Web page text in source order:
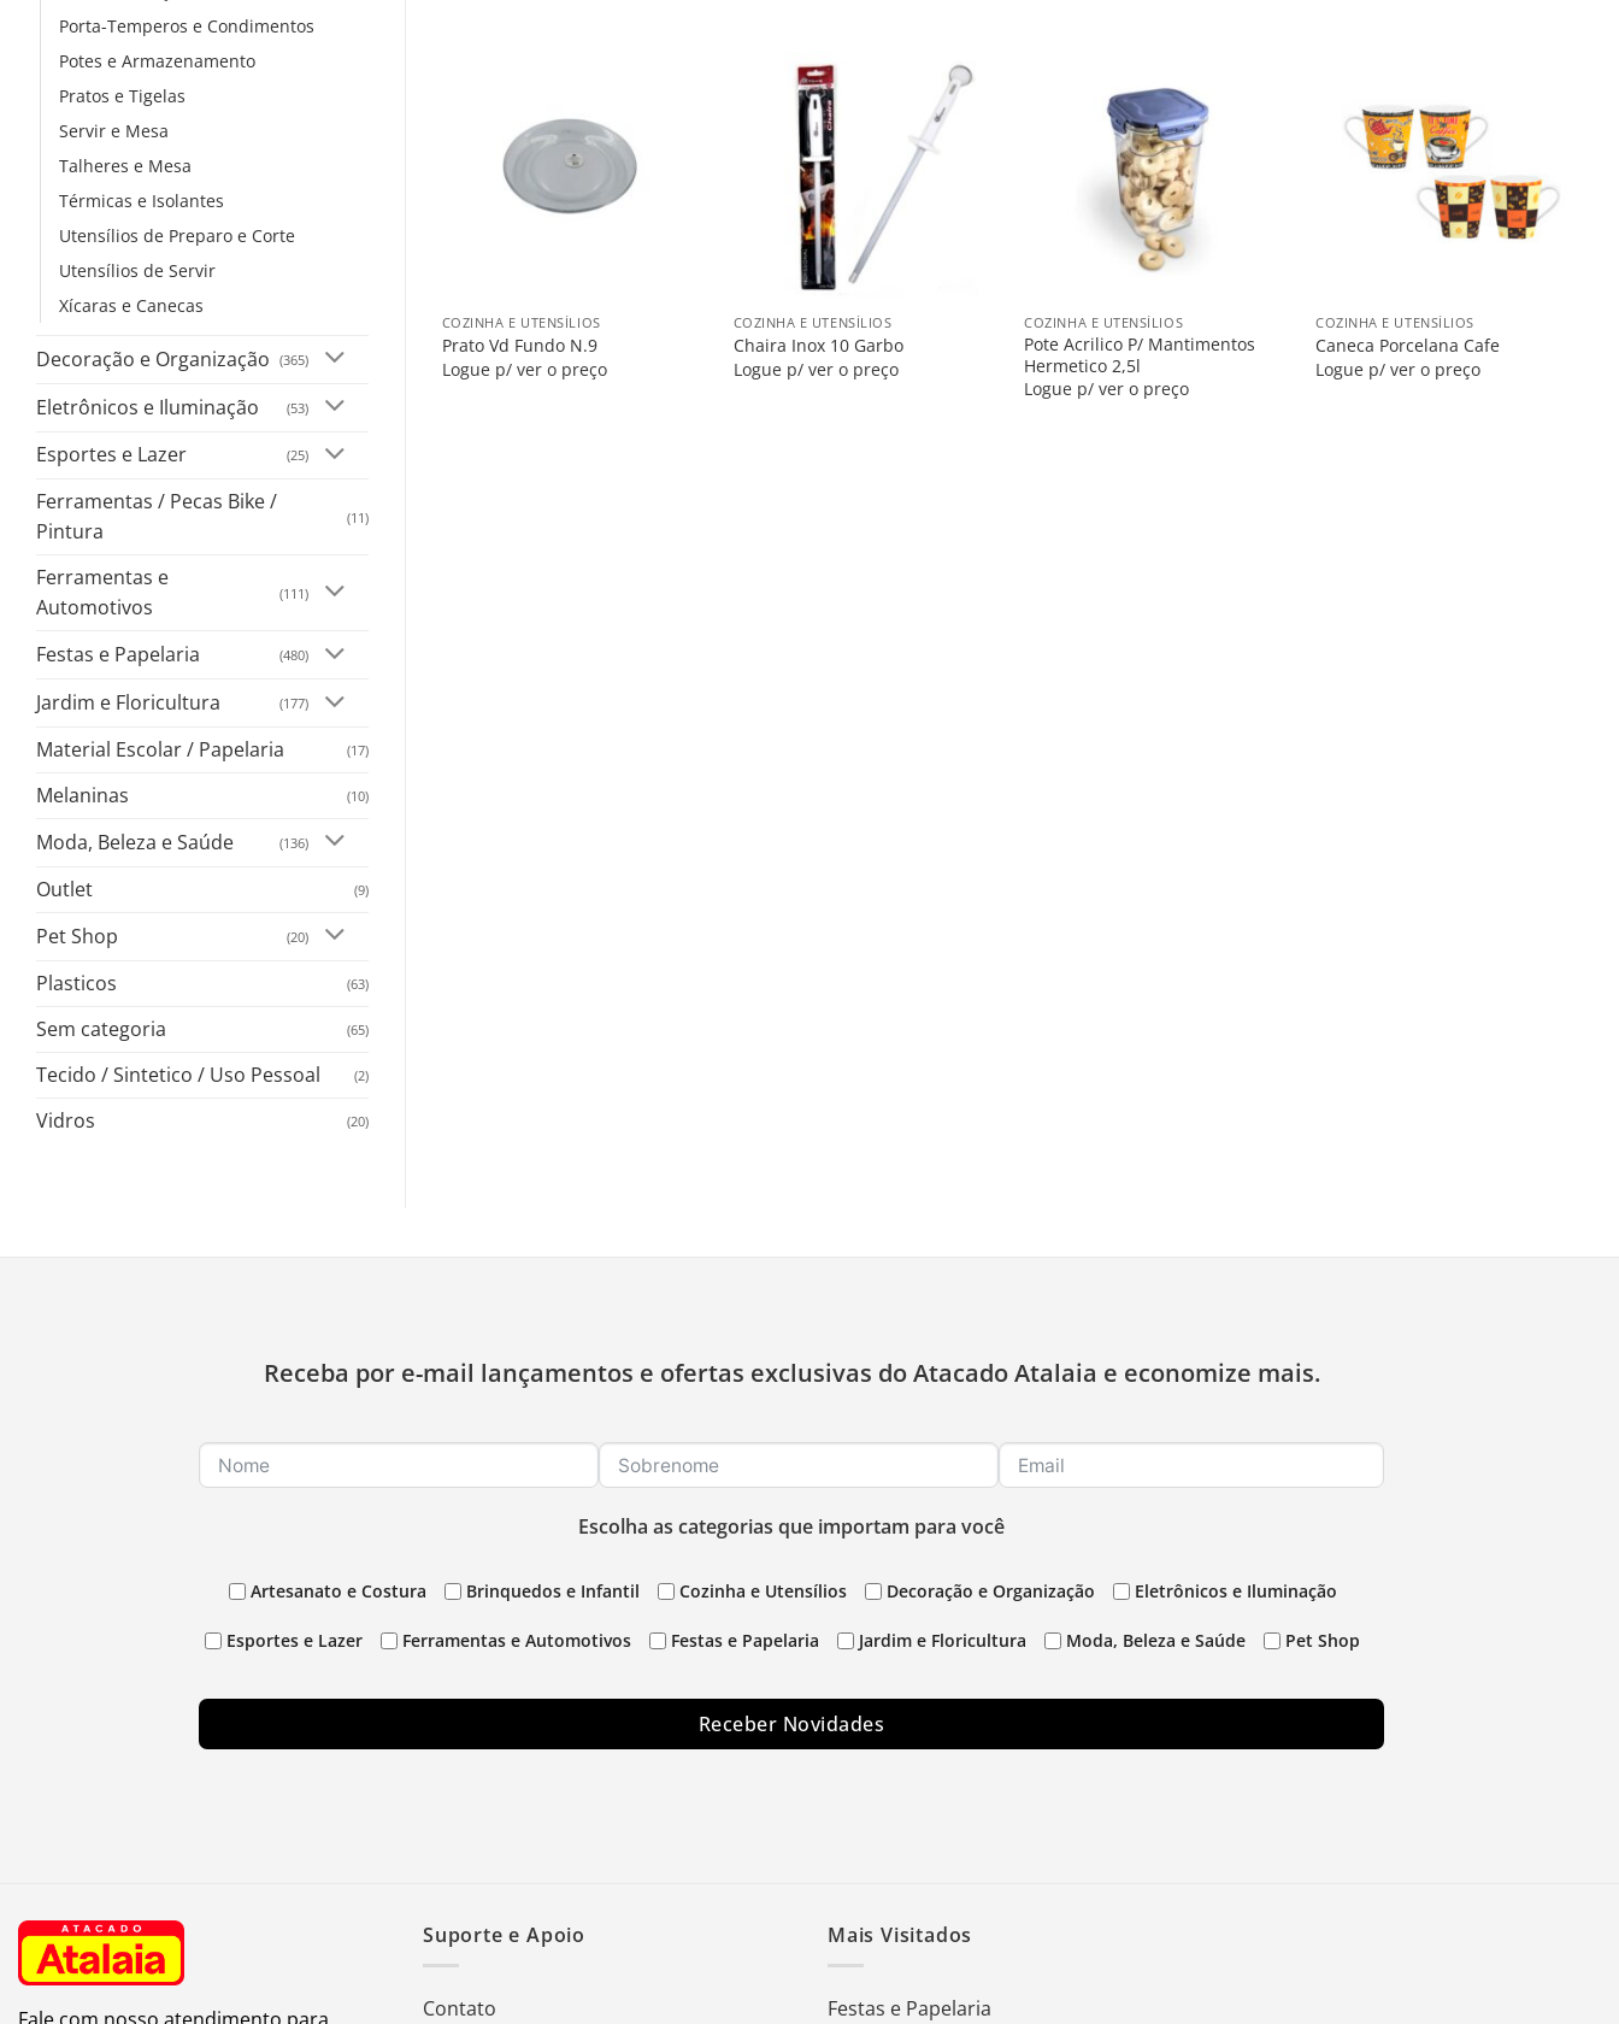
Porta-Temperos e Condimentos
Potes e Armazenamento
Pratos e Tigelas
Servir e Mesa
Talheres e Mesa
Térmicas e Isolantes
Utensílios de Preparo e Corte
Utensílios de Servir
Xícaras e Canecas
Decoração e Organização (365)
Eletrônicos e Iluminação (53)
Esportes e Lazer (25)
Ferramentas / Pecas Bike /
Pintura
(11)
Ferramentas e
Automotivos
(111)
Festas e Papelaria (480)
Jardim e Floricultura (177)
Material Escolar / Papelaria (17)
Melaninas (10)
Moda, Beleza e Saúde (136)
Outlet (9)
Pet Shop (20)
Plasticos (63)
Sem categoria (65)
Tecido / Sintetico / Uso Pessoal (2)
Vidros (20)
COZINHA E UTENSÍLIOS
Prato Vd Fundo N.9
Logue p/ ver o preço
Salvar
COZINHA E UTENSÍLIOS
Chaira Inox 10 Garbo
Logue p/ ver o preço
COZINHA E UTENSÍLIOS
Pote Acrilico P/ Mantimentos
Hermetico 2,5l
Logue p/ ver o preço
COZINHA E UTENSÍLIOS
Caneca Porcelana Cafe
Logue p/ ver o preço
Receba por e-mail lançamentos e ofertas exclusivas do Atacado Atalaia e economize mais.
Escolha as categorias que importam para você
Artesanato e Costura Brinquedos e Infantil Cozinha e Utensílios Decoração e Organização Eletrônicos e Iluminação
Esportes e Lazer Ferramentas e Automotivos Festas e Papelaria Jardim e Floricultura Moda, Beleza e Saúde Pet Shop
Receber Novidades
Suporte e Apoio
Contato
Mais Visitados
Festas e Papelaria